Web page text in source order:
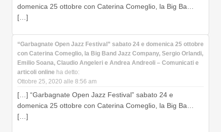
domenica 25 ottobre con Caterina Comeglio, la Big Ba…
[…]
“Garbagnate Open Jazz Festival” sabato 24 e domenica 25 ottobre
con Caterina Comeglio, la Big Band Jazz Company, Sergio Orlandi,
Emilio Soana, Claudio Angeleri e Andrea Andreoli – Comunicati e
articoli online ha detto:
Ottobre 25, 2020 alle 8:56 am
[…] “Garbagnate Open Jazz Festival” sabato 24 e
domenica 25 ottobre con Caterina Comeglio, la Big Ba…
[…]